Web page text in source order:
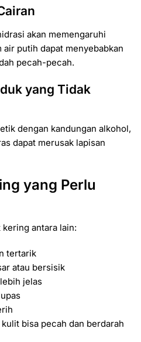
akan memengaruhi
putih dapat menyebabkan
pecah-pecah.
yang Tidak
dengan kandungan alkohol,
dapat merusak lapisan
yang Perlu
antara lain:
tertarik
atau bersisik
jelas
bisa pecah dan berdarah